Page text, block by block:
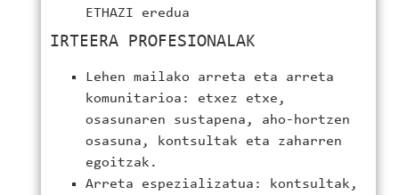
ETHAZI eredua
IRTEERA PROFESIONALAK
Lehen mailako arreta eta arreta
komunitarioa: etxez etxe,
osasunaren sustapena, aho-hortzen
osasuna, kontsultak eta zaharren
egoitzak.
Arreta espezializatua: kontsultak,